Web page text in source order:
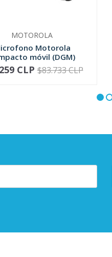
MOTOROLA
Motorola
móvil (DGM)
RMN5052
+
CLP$83.733 CLP